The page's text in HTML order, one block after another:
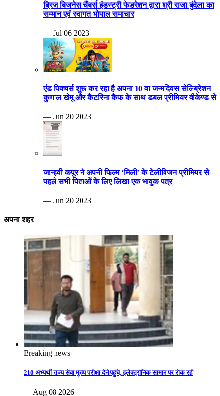
ब्रिज बिजनेस चैंबर्स इंडस्ट्री फेडरेशन द्वारा श्री राजा बुंदेला का
सम्मान एवं स्वागत भोपाल समाचार
— Jul 06 2023
एंड पिक्चर्स शुरू कर रहा है अपना 10 वा जन्मदिवस सेलिब्रेशन
कुणाल खेमू और कैटरिना कैफ के साथ डबल प्रीमियर वीकेण्ड से
— Jun 20 2023
जान्हवी कपूर ने अपनी फिल्म ‘मिली’ के टेलीविजन प्रीमियर से
पहले सभी पिताओं के लिए लिखा एक भावुक पत्र
— Jun 20 2023
अपना शहर
Breaking news
210 अभ्यर्थी राज्य सेवा मुख्य परीक्षा देने पहुंचे, इलेक्ट्रॉनिक सामान पर रोक रही
— Aug 08 2026